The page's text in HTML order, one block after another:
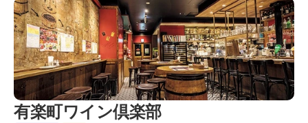
有楽町ワイン倶楽部